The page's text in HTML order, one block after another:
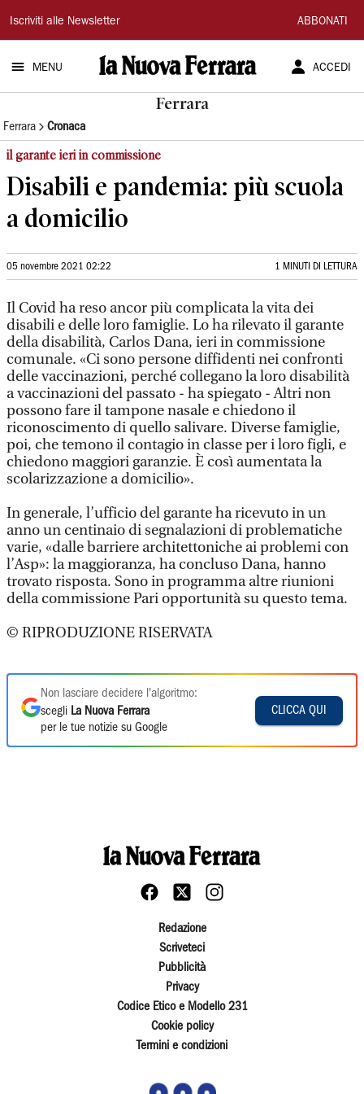
La
Nuova
Ferrara
Iscriviti alle Newsletter ABBONATI
MENU ACCEDI
Ferrara
Ferrara Cronaca
il garante ieri in commissione
Disabili e pandemia: più scuola
a domicilio
05 novembre 2021 02:22 1 MINUTI DI LETTURA
Il Covid ha reso ancor più complicata la vita dei
disabili e delle loro famiglie. Lo ha rilevato il garante
della disabilità, Carlos Dana, ieri in commissione
comunale. «Ci sono persone diffidenti nei confronti
delle vaccinazioni, perché collegano la loro disabilità
a vaccinazioni del passato - ha spiegato - Altri non
possono fare il tampone nasale e chiedono il
riconoscimento di quello salivare. Diverse famiglie,
poi, che temono il contagio in classe per i loro figli, e
chiedono maggiori garanzie. È così aumentata la
scolarizzazione a domicilio».
In generale, l’ufficio del garante ha ricevuto in un
anno un centinaio di segnalazioni di problematiche
varie, «dalle barriere architettoniche ai problemi con
l’Asp»: la maggioranza, ha concluso Dana, hanno
trovato risposta. Sono in programma altre riunioni
della commissione Pari opportunità su questo tema.
© RIPRODUZIONE RISERVATA
Non lasciare decidere l'algoritmo:
scegli La Nuova Ferrara
per le tue notizie su Google
CLICCA QUI
Redazione
Scriveteci
Pubblicità
Privacy
Codice Etico e Modello 231
Cookie policy
Termini e condizioni